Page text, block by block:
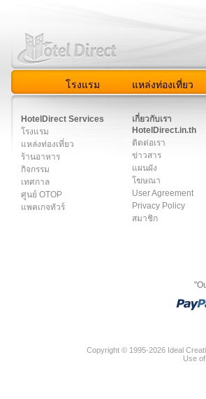
โรงแรม แหล่งท่องเที่ยว
HotelDirect Services
โรงแรม
แหล่งท่องเที่ยว
ร้านอาหาร
กิจกรรม
เทศกาล
ศูนย์ OTOP
แพคเกจทัวร์
เกี่ยวกับเรา
HotelDirect.in.th
ติดต่อเรา
ข่าวสาร
แผนผัง
โฆษณา
User Agreement
Privacy Policy
สมาชิก
Copyright © 1995-2026 Ideal
Use